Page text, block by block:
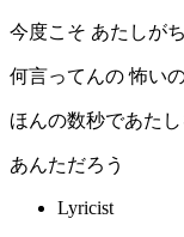
今度こそ あたしが
何言ってんの 怖い
ほんの数秒であた
あんただろう
Lyricist